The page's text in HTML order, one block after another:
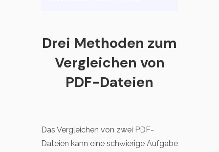
Drei Methoden zum
Vergleichen von
PDF-Dateien
Das Vergleichen von zwei PDF-
Dateien kann eine schwierige Aufgabe